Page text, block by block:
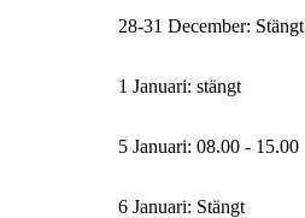
28-31 December: Stängt
1 Januari: stängt
5 Januari: 08.00 - 15.00
6 Januari: Stängt